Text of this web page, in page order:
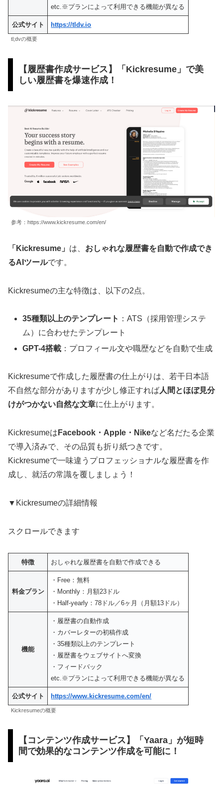
etc.※プランによって利用できる機能が異なる
公式サイト https://tldv.io
tl;dvの概要
【履歴書作成サービス】「Kickresume」で美
しい履歴書を爆速作成！
参考：https://www.kickresume.com/en/
「Kickresume」 は、 おしゃれな履歴書を自動で作成でき
るAIツールです。
Kickresumeの主な特徴は、以下の2点。
35種類以上のテンプレート ：ATS（採用管理システ
ム）に合わせたテンプレート
GPT-4搭載 ：プロフィール文や職歴などを自動で生成
Kickresumeで作成した履歴書の仕上がりは、若干日本語
不自然な部分がありますが少し修正すれば人間とほぼ見分
けがつかない自然な文章に仕上がります。
Kickresumeは Facebook・Apple・Nikeなど名だたる企業
で導入済みで、その品質も折り紙つきです。
Kickresumeで一味違うプロフェッショナルな履歴書を作
成し、就活の常識を覆しましょう！
▼Kickresumeの詳細情報
スクロールできます
特徴 おしゃれな履歴書を自動で作成できる
料金プラン
・Free：無料
・Monthly：月額23ドル
・Half-yearly：78ドル／6ヶ月（月額13ドル）
機能
・履歴書の自動作成
・カバーレターの初稿作成
・35種類以上のテンプレート
・履歴書をウェブサイトへ変換
・フィードバック
etc.※プランによって利用できる機能が異なる
公式サイト https://www.kickresume.com/en/
Kickresumeの概要
【コンテンツ作成サービス】「Yaara」が短時
間で効果的なコンテンツ作成を可能に！